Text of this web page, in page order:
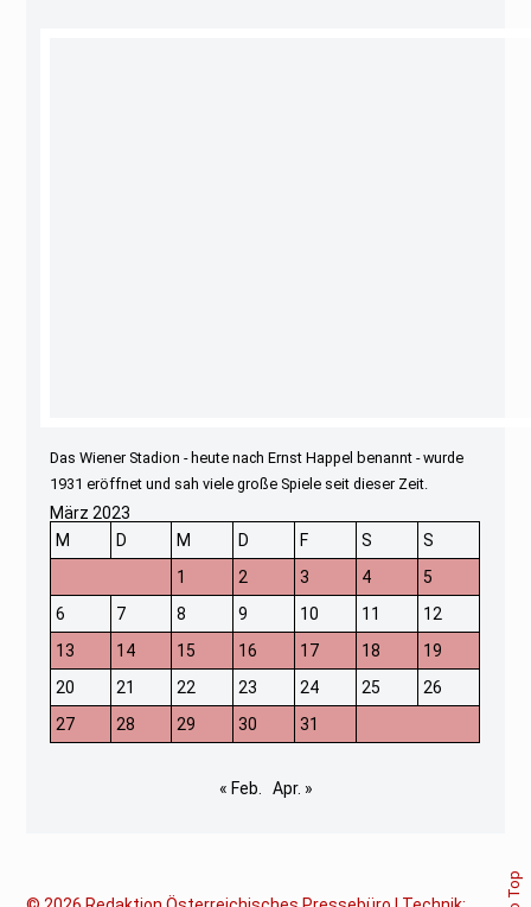
Das Wiener Stadion - heute nach Ernst Happel benannt - wurde
1931 eröffnet und sah viele große Spiele seit dieser Zeit.
März 2023
M
D M D F S
S
1
2 3 4
5
6
7 8 9 10 11
12
13
14 15 16 17 18
19
20
21 22 23 24 25
26
27
28 29 30 31
« Feb. Apr. »